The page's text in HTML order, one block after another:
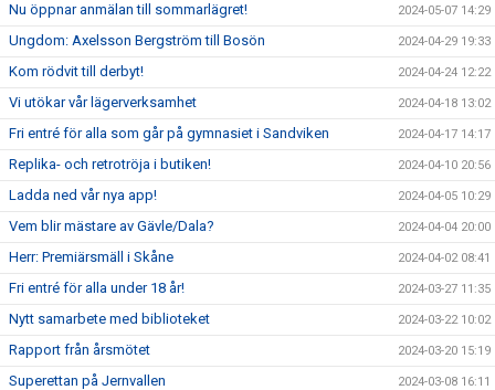
Nu öppnar anmälan till sommarlägret! 2024-05-07 14:29
Ungdom: Axelsson Bergström till Bosön 2024-04-29 19:33
Kom rödvit till derbyt! 2024-04-24 12:22
Vi utökar vår lägerverksamhet 2024-04-18 13:02
Fri entré för alla som går på gymnasiet i Sandviken 2024-04-17 14:17
Replika- och retrotröja i butiken! 2024-04-10 20:56
Ladda ned vår nya app! 2024-04-05 10:29
Vem blir mästare av Gävle/Dala? 2024-04-04 20:00
Herr: Premiärsmäll i Skåne 2024-04-02 08:41
Fri entré för alla under 18 år! 2024-03-27 11:35
Nytt samarbete med biblioteket 2024-03-22 10:02
Rapport från årsmötet 2024-03-20 15:19
Superettan på Jernvallen 2024-03-08 16:11